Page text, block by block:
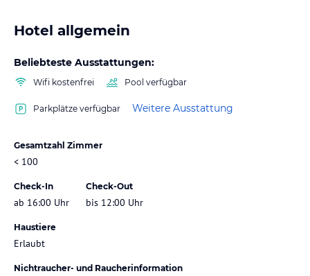
Hotel allgemein
Beliebteste Ausstattungen:
Wifi kostenfrei Pool verfügbar
Parkplätze verfügbar Weitere Ausstattung
Gesamtzahl Zimmer
< 100
Check-In
ab 16:00 Uhr
Check-Out
bis 12:00 Uhr
Haustiere
Erlaubt
Nichtraucher- und Raucherinformation